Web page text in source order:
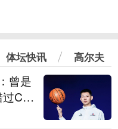
体坛快讯 高尔夫
曾是
CB